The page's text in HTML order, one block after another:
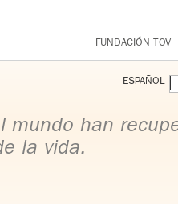
FUNDACIÓN TOV
mundo han
la vida.
ESPAÑOL